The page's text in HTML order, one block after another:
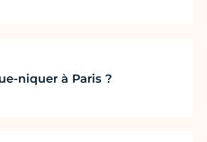
niquer à Paris ?